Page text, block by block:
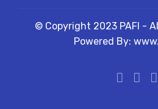
© Copyright 2023 PAFI -
Powered By: